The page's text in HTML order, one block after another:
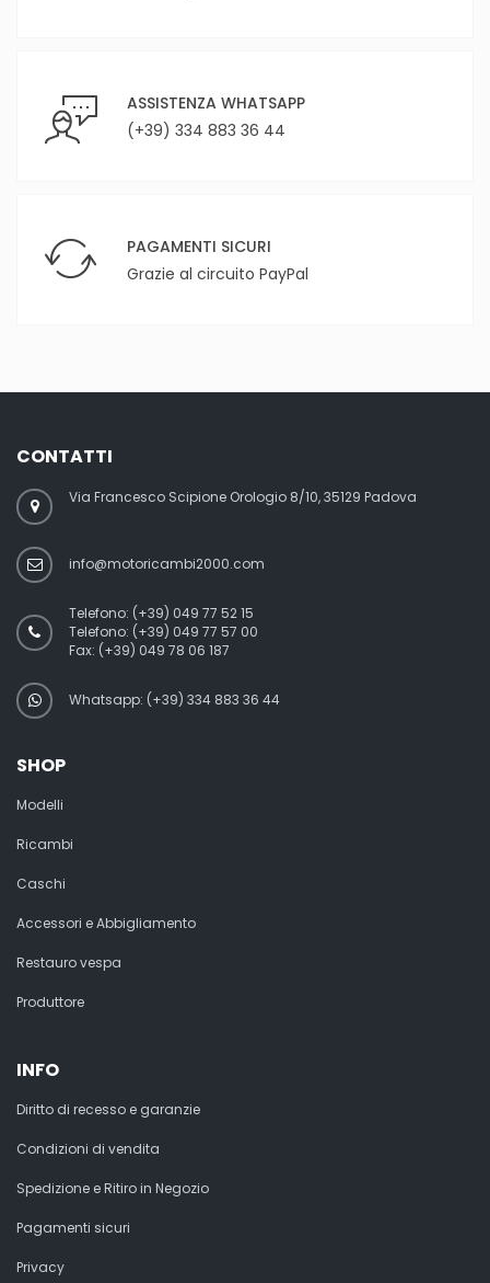
ASSISTENZA WHATSAPP
(+39) 334 883 36 44
PAGAMENTI SICURI
Grazie al circuito PayPal
CONTATTI
Via Francesco Scipione Orologio 8/10, 35129 Padova
info@motoricambi2000.com
Telefono: (+39) 049 77 52 15
Telefono: (+39) 049 77 57 00
Fax: (+39) 049 78 06 187
Whatsapp: (+39) 334 883 36 44
SHOP
Modelli
Ricambi
Caschi
Accessori e Abbigliamento
Restauro vespa
Produttore
INFO
Diritto di recesso e garanzie
Condizioni di vendita
Spedizione e Ritiro in Negozio
Pagamenti sicuri
Privacy